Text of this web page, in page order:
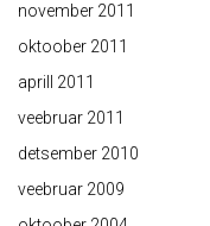
november 2011
oktoober 2011
aprill 2011
veebruar 2011
detsember 2010
veebruar 2009